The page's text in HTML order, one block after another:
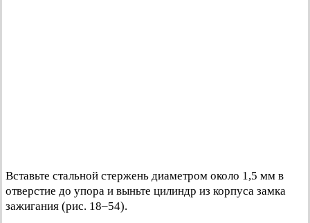
Вставьте стальной стержень диаметром около 1,5 мм в
отверстие до упора и выньте цилиндр из корпуса замка
зажигания (рис. 18–54).